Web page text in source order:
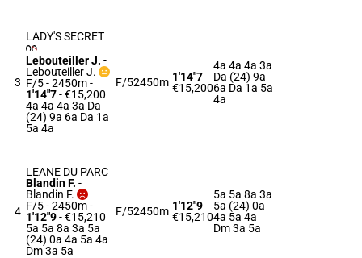
3
LADY'S SECRET
Lebouteiller J. -
Lebouteiller J.
F/5 - 2450m-
1'14"7- €15,200
4a 4a 4a 3a Da
(24) 9a 6a Da 1a
5a 4a
F/52450m 1'14"7
€15,200
4a 4a 4a 3a
Da (24) 9a
6a Da 1a 5a
4a
4
LEANE DU PARC
Blandin F. -
Blandin F.
F/5 - 2450m-
1'12"9- €15,210
5a 5a 8a 3a 5a
(24) 0a 4a 5a 4a
Dm 3a 5a
F/52450m 1'12"9
€15,210
5a 5a 8a 3a
5a (24) 0a
4a 5a 4a
Dm 3a 5a